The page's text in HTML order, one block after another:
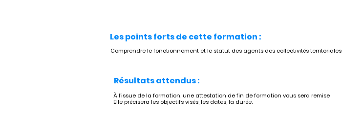
Les points forts de cette formation :
Comprendre le fonctionnement et le statut des agents des collectivités territoriales
Résultats attendus :
À l’issue de la formation, une attestation de fin de formation vous sera remise
Elle précisera les objectifs visés, les dates, la durée.